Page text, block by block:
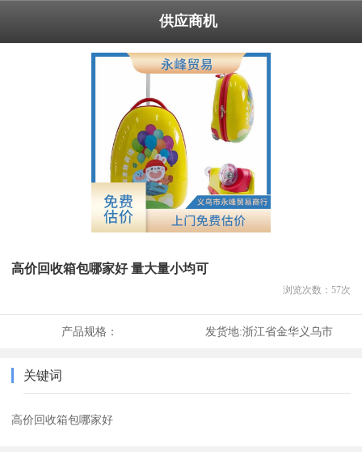
供应商机
高价回收箱包哪家好 量大量小均可
浏览次数： 57次
产品规格： 发货地:浙江省金华义乌市
关键词
高价回收箱包哪家好